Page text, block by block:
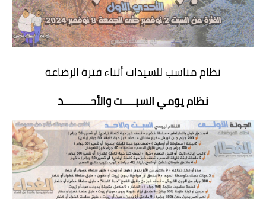
نظام مناسب للسيدات أثناء فترة الرضاعة
نظام يومي السبــــت والأحـــــــــد